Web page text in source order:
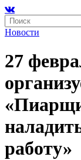
Новости
27
работу»